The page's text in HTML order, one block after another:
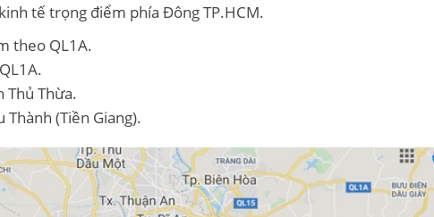
tế trọng điểm phía Đông TP.HCM.
theo QL1A.
Thủ Thừa.
Thành (Tiền Giang).